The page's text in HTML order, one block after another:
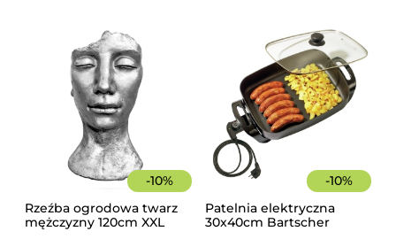
-10%
Rzeźba ogrodowa twarz
mężczyzny 120cm XXL
-10%
Patelnia elektryczna
30x40cm Bartscher